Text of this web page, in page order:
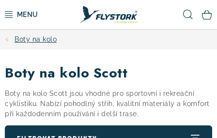
na
CYKLISTIKA
ZIMNÍ SPORTY
KOLOBĚŽKY
OBLEČENÍ A BOTY
Boty na kolo
Boty na kolo Scott
Boty na kolo Scott jsou vhodné pro sportovní i rekreační
cyklistiku. Nabízí pohodlný střih, kvalitní materiály a komfort
při každodenním používání i delší trase.